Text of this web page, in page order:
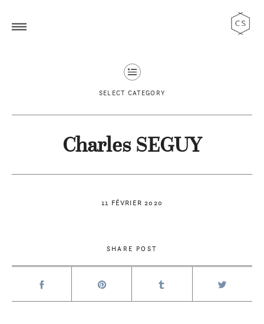
SELECT CATEGORY
11 FÉVRIER 2020
Charles SEGUY
SHARE POST